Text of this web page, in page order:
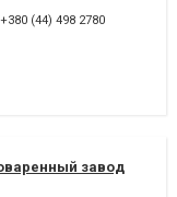
+380 (44) 498 2780
завод